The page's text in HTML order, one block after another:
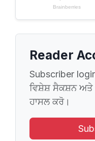
Reader
Subscriber
ਵਿਸ਼ੇਸ਼ ਸੈਕਸ਼ਨ ਅਤੇ
ਹਾਸਲ ਕਰੋ।